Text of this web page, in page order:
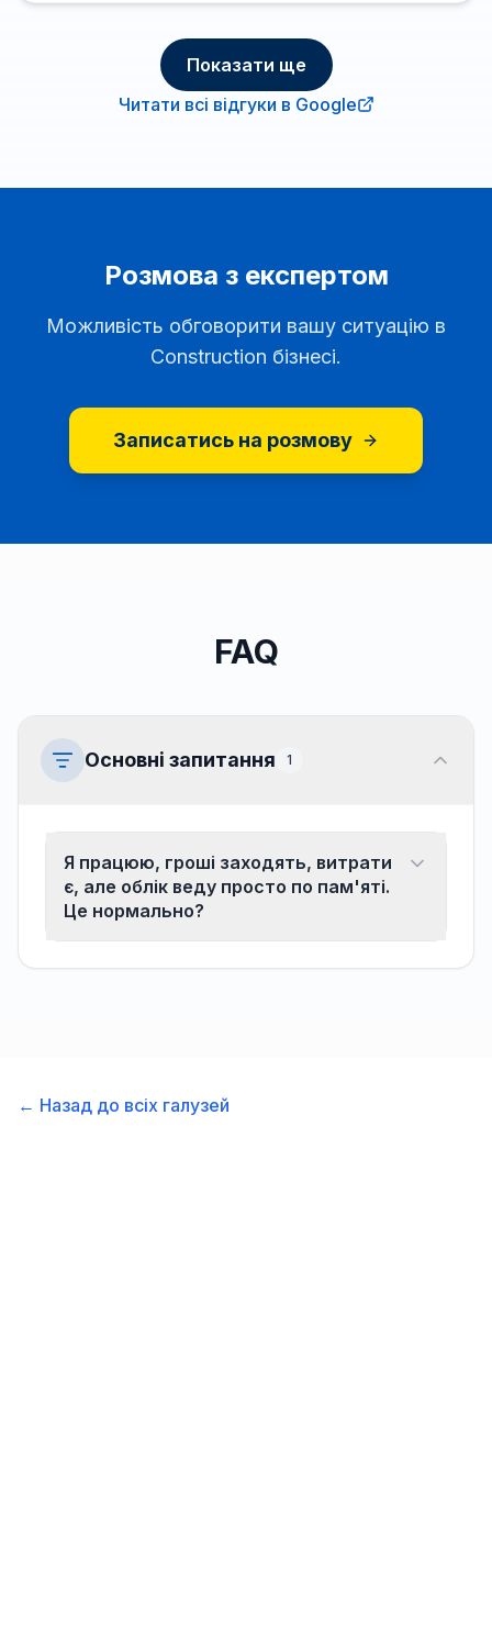
Показати ще
Читати всі відгуки в Google
Розмова з експертом
Можливість обговорити вашу ситуацію в
Construction бізнесі.
Записатись на розмову
FAQ
Основні запитання 1
Я працюю, гроші заходять, витрати
є, але облік веду просто по пам'яті.
Це нормально?
На початку так роблять майже всі. Але з часом
← Назад до всіх галузей